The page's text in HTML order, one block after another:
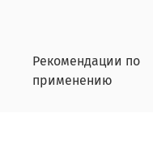
Рекомендации по
применению